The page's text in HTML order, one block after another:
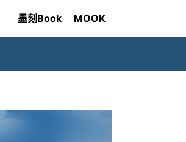
墨刻Book MOOK